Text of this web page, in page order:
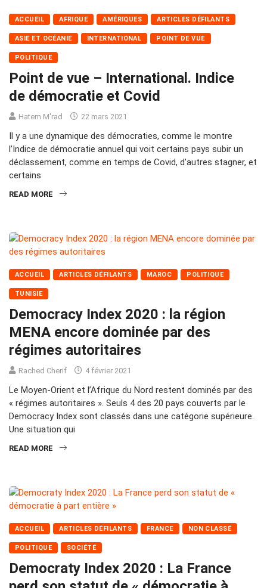
ACCUEIL AFRIQUE AMÉRIQUES ARTICLES DÉFILANTS
ASIE ET OCÉANIE INTERNATIONAL POINT DE VUE
POLITIQUE
Point de vue – International. Indice
de démocratie et Covid
Hatem M'rad 22 mars 2021
Il y a une dynamique des démocraties, comme le montre
l’Indice de démocratie annuel qui voit certains pays subir un
déclassement, comme en temps de Covid, d’autres stagner, et
certains
READ MORE
ACCUEIL ARTICLES DÉFILANTS MAROC POLITIQUE
TUNISIE
Democracy Index 2020 : la région
MENA encore dominée par des
régimes autoritaires
Rached Cherif 4 février 2021
Le Moyen-Orient et l’Afrique du Nord restent dominés par des
« régimes autoritaires ». Seuls 4 des 20 pays couverts par le
Democracy Index sont classés dans une catégorie supérieure.
Une situation qui
READ MORE
ACCUEIL ARTICLES DÉFILANTS FRANCE NON CLASSÉ
POLITIQUE SOCIÉTÉ
Democraty Index 2020 : La France